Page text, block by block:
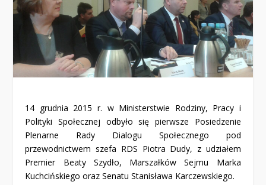
14 grudnia 2015 r. w Ministerstwie Rodziny, Pracy i
Polityki Społecznej odbyło się pierwsze Posiedzenie
Plenarne Rady Dialogu Społecznego pod
przewodnictwem szefa RDS Piotra Dudy, z udziałem
Premier Beaty Szydło, Marszałków Sejmu Marka
Kuchcińskiego oraz Senatu Stanisława Karczewskiego.